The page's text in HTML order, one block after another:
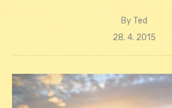
By Ted
Posted
28. 4. 2015